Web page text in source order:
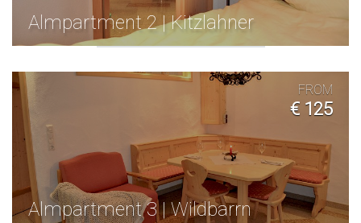
Almpartment 2 | Kitzlahner
Almpartment 3 | Wildbarrn
FROM
€ 125